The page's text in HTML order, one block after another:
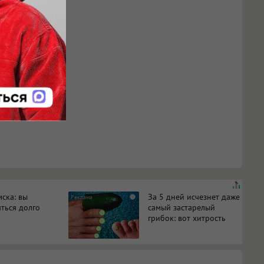
вы
долго
i
За 5 дней исчезнет даже
самый застарелый
грибок: вот хитрость